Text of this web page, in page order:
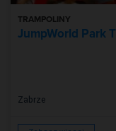
TRAMPOLINY
JumpWorld Park
Zabrze